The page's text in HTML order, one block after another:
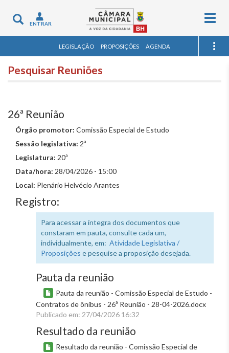
Toggle
navigation
ENTRAR
LEGISLAÇÃO PROPOSIÇÕES AGENDA
Pesquisar Reuniões
26ª Reunião
Órgão promotor: Comissão Especial de Estudo
Sessão legislativa: 2ª
Legislatura: 20ª
Data/hora: 28/04/2026 - 15:00
Local: Plenário Helvécio Arantes
Registro:
Para acessar a íntegra dos documentos que
constaram em pauta, consulte cada um,
individualmente, em: Atividade Legislativa /
Proposições e pesquise a proposição desejada.
Pauta da reunião
Pauta da reunião - Comissão Especial de Estudo -
Contratos de ônibus - 26ª Reunião - 28-04-2026.docx
Publicado em: 27/04/2026 16:32
Resultado da reunião
Resultado da reunião - Comissão Especial de